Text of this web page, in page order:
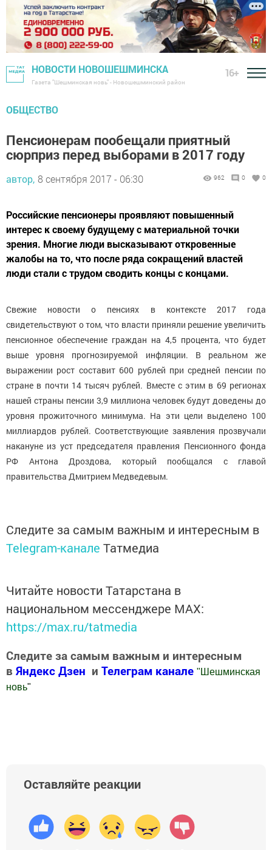
НОВОСТИ НОВОШЕШМИНСКА
Газета "Шешминская новь" - Новошешминский район
16+
ОБЩЕСТВО
Пенсионерам пообещали приятный
сюрприз перед выборами в 2017 году
автор, 8 сентября 2017 - 06:30 962 0 0
Российские пенсионеры проявляют повышенный
интерес к своему будущему с материальной точки
зрения. Многие люди высказывают откровенные
жалобы на то, что после ряда сокращений властей
люди стали с трудом сводить концы с концами.
Свежие новости о пенсиях в контексте 2017 года
свидетельствуют о том, что власти приняли решение увеличить
пенсионное обеспечение граждан на 4,5 процента, что будет
выше уровня прогнозируемой инфляции. В реальном же
выражении рост составит 600 рублей при средней пенсии по
стране в почти 14 тысяч рублей. Вместе с этим в 69 регионах
нашей страны пенсии 3,9 миллиона человек будут доведены до
уровня прожиточного минимума. На эти цели выделено 100
миллиардов рублей. Соответствующие заявления прозвучали
накануне из уст председателя правления Пенсионного фонда
РФ Антона Дроздова, который пообщался с главой
правительства Дмитрием Медведевым.
Следите за самым важным и интересным в
Telegram-канале Татмедиа
Читайте новости Татарстана в
национальном мессенджере MАХ:
https://max.ru/tatmedia
Следите за самым важным и интересным
в Яндекс Дзен и Телеграм канале " Шешминская
новь"
Оставляйте реакции